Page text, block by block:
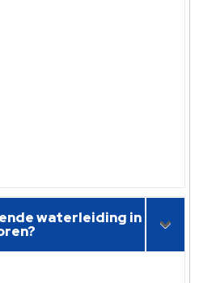
waterleiding in